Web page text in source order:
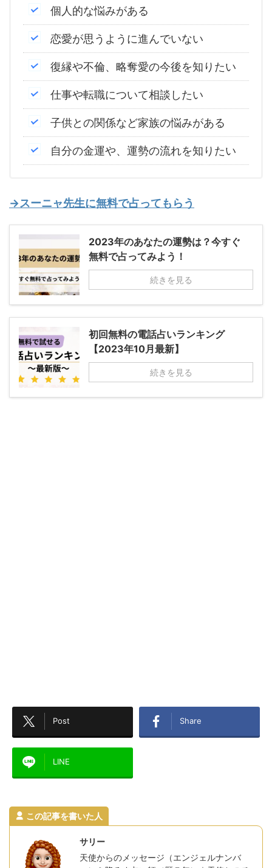
個人的な悩みがある
恋愛が思うように進んでいない
復縁や不倫、略奪愛の今後を知りたい
仕事や転職について相談したい
子供との関係など家族の悩みがある
自分の金運や、運勢の流れを知りたい
→スーニャ先生に無料で占ってもらう
2023年のあなたの運勢は？今すぐ
無料で占ってみよう！
続きを見る
初回無料の電話占いランキング
【2023年10月最新】
続きを見る
Post Share
LINE
この記事を書いた人
サリー
天使からのメッセージ（エンジェルナンバ